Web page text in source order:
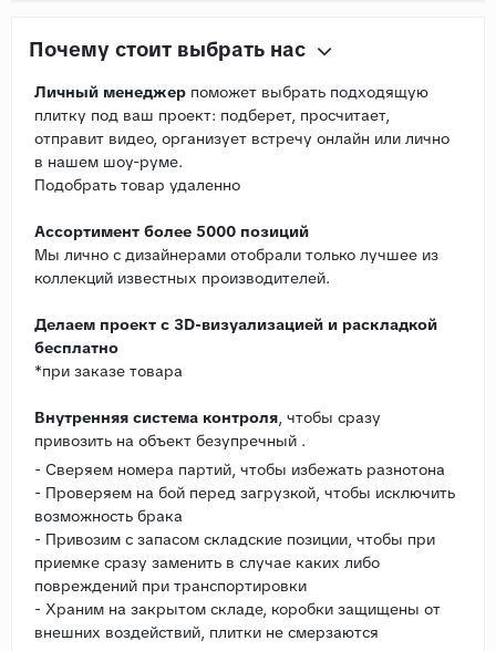
Почему стоит выбрать нас
Личный менеджер поможет выбрать подходящую
плитку под ваш проект: подберет, просчитает,
отправит видео, организует встречу онлайн или лично
в нашем шоу-руме.
Подобрать товар удаленно
Ассортимент более 5000 позиций
Мы лично с дизайнерами отобрали только лучшее из
коллекций известных производителей.
Делаем проект с 3D-визуализацией и раскладкой
бесплатно
*при заказе товара
Внутренняя система контроля, чтобы сразу
привозить на объект безупречный .
- Сверяем номера партий, чтобы избежать разнотона
- Проверяем на бой перед загрузкой, чтобы исключить
возможность брака
- Привозим с запасом складские позиции, чтобы при
приемке сразу заменить в случае каких либо
повреждений при транспортировки
- Храним на закрытом складе, коробки защищены от
внешних воздействий, плитки не смерзаются